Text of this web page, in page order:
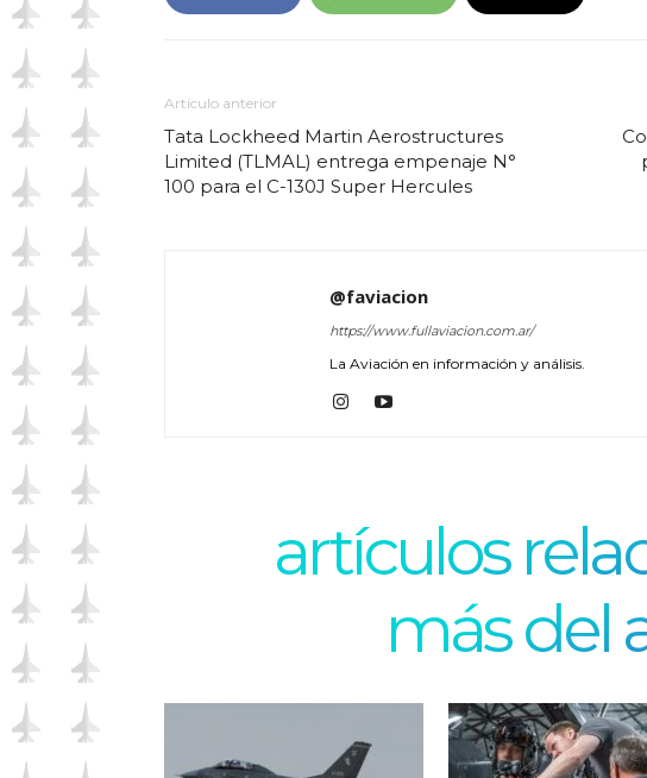
Artículo anterior
Tata Lockheed Martin Aerostructures
Limited (TLMAL) entrega empenaje N°
100 para el C-130J Super Hercules
@faviacion
https://www.fullaviacion.com.ar/
La Aviación en información y análisis.
artículos
más del